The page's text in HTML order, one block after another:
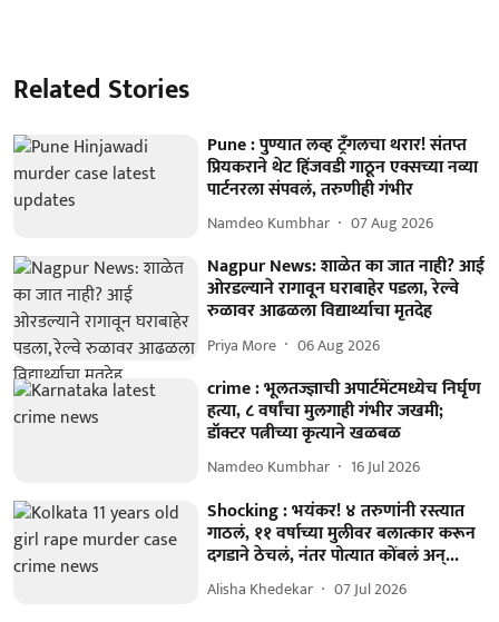
Related Stories
Pune : पुण्यात लव्ह ट्रँगलचा थरार! संतप्त
प्रियकराने थेट हिंजवडी गाठून एक्सच्या नव्या
पार्टनरला संपवलं, तरुणीही गंभीर
Namdeo Kumbhar 07 Aug 2026
Nagpur News: शाळेत का जात नाही? आई
ओरडल्याने रागावून घराबाहेर पडला, रेल्वे
रुळावर आढळला विद्यार्थ्याचा मृतदेह
Priya More 06 Aug 2026
crime : भूलतज्ज्ञाची अपार्टमेंटमध्येच निर्घृण
हत्या, ८ वर्षांचा मुलगाही गंभीर जखमी;
डॉक्टर पत्नीच्या कृत्याने खळबळ
Namdeo Kumbhar 16 Jul 2026
Shocking : भयंकर! ४ तरुणांनी रस्त्यात
गाठलं, ११ वर्षाच्या मुलीवर बलात्कार करून
दगडाने ठेचलं, नंतर पोत्यात कोंबलं अन्...
Alisha Khedekar 07 Jul 2026